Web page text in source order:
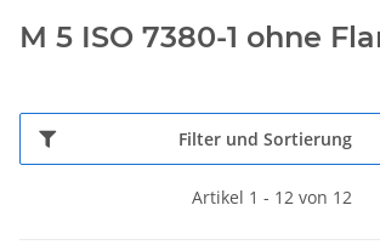
M 5 ISO 7380-1 ohne
Filter und Sortierung
Artikel 1 - 12 von 12